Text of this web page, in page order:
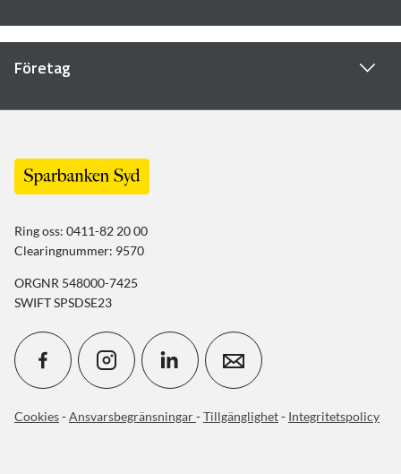
Företag
Ring oss: 0411-82 20 00
Clearingnummer: 9570
ORGNR 548000-7425
SWIFT SPSDSE23
Cookies-Ansvarsbegränsningar-Tillgänglighet- Integritetspolicy